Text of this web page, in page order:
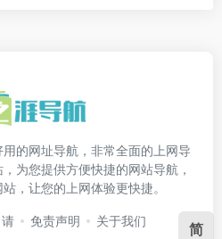
的网址导航，非常全面的上网导
为您提供方便快捷的网站导航，
，让您的上网体验更快捷。
免责声明 关于我们 简